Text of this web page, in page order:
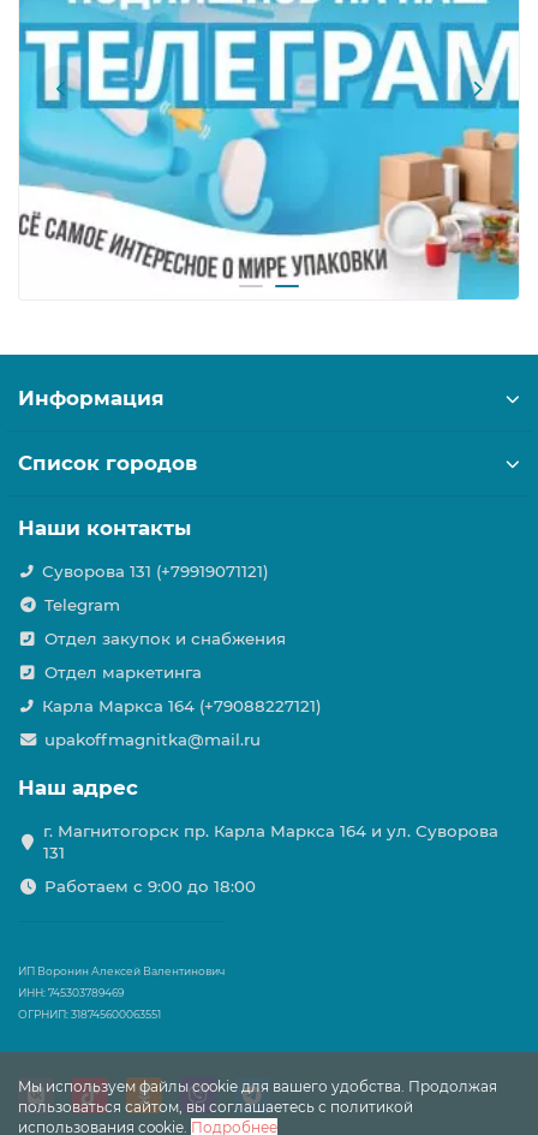
Мы используем файлы cookie для вашего удобства. Продолжая
пользоваться сайтом, вы соглашаетесь с политикой
использования cookie. Подробнее
Информация
Список городов
Наши контакты
Суворова 131 (+79919071121)
Telegram
Отдел закупок и снабжения
Отдел маркетинга
Карла Маркса 164 (+79088227121)
upakoffmagnitka@mail.ru
Наш адрес
г. Магнитогорск пр. Карла Маркса 164 и ул. Суворова
131
Работаем с 9:00 до 18:00
ИП Воронин Алексей Валентинович
ИНН: 745303789469
ОГРНИП: 318745600063551